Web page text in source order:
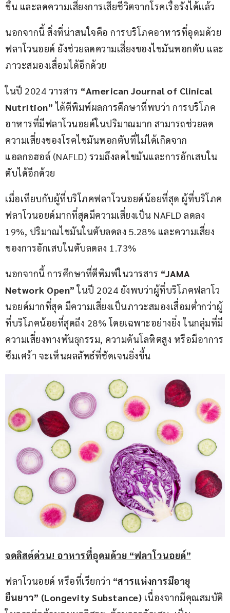
ขึ้น และลดความเสี่ยงการเสียชีวิตจากโรคเรื้อรังได้แล้ว
นอกจากนี้ สิ่งที่น่าสนใจคือ การบริโภคอาหารที่อุดมด้วย
ฟลาโวนอยด์ ยังช่วยลดความเสี่ยงของไขมันพอกตับ และ
ภาวะสมองเสื่อมได้อีกด้วย
ในปี 2024 วารสาร “American Journal of Clinical
Nutrition” ได้ตีพิมพ์ผลการศึกษาที่พบว่า การบริโภค
อาหารที่มีฟลาโวนอยด์ในปริมาณมาก สามารถช่วยลด
ความเสี่ยงของโรคไขมันพอกตับที่ไม่ได้เกิดจาก
แอลกอฮอล์ (NAFLD) รวมถึงลดไขมันและการอักเสบใน
ตับได้อีกด้วย
เมื่อเทียบกับผู้ที่บริโภคฟลาโวนอยด์น้อยที่สุด ผู้ที่บริโภค
ฟลาโวนอยด์มากที่สุดมีความเสี่ยงเป็น NAFLD ลดลง
19%, ปริมาณไขมันในตับลดลง 5.28% และความเสี่ยง
ของการอักเสบในตับลดลง 1.73%
นอกจากนี้ การศึกษาที่ตีพิมพ์ในวารสาร “JAMA
Network Open” ในปี 2024 ยังพบว่าผู้ที่บริโภคฟลาโว
นอยด์มากที่สุด มีความเสี่ยงเป็นภาวะสมองเสื่อมต่ำกว่าผู้
ที่บริโภคน้อยที่สุดถึง 28% โดยเฉพาะอย่างยิ่ง ในกลุ่มที่มี
ความเสี่ยงทางพันธุกรรม, ความดันโลหิตสูง หรือมีอาการ
ซึมเศร้า จะเห็นผลลัพธ์ที่ชัดเจนยิ่งขึ้น
จดลิสต์ด่วน! อาหารที่อุดมด้วย “ฟลาโวนอยด์”
ฟลาโวนอยด์ หรือที่เรียกว่า “สารแห่งการมีอายุ
ยืนยาว” (Longevity Substance) เนื่องจากมีคุณสมบัติ